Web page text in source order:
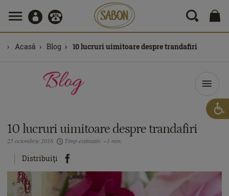
Acasă Blog 10 lucruri uimitoare despre trandafiri
10 lucruri uimitoare despre trandafiri
25 octombrie 2018 Timp estimativ: ~1 min.
Distribuiţi